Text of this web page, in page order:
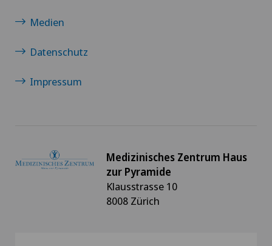
Medien
Datenschutz
Impressum
Medizinisches Zentrum Haus
zur Pyramide
Klausstrasse 10
8008 Zürich